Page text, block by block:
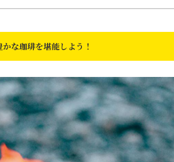
な珈琲を堪能しよう！